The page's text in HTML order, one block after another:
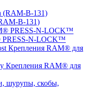
B-131)
PRESS-N-LOCK™
Крепления RAM® для
Крепления RAM® для